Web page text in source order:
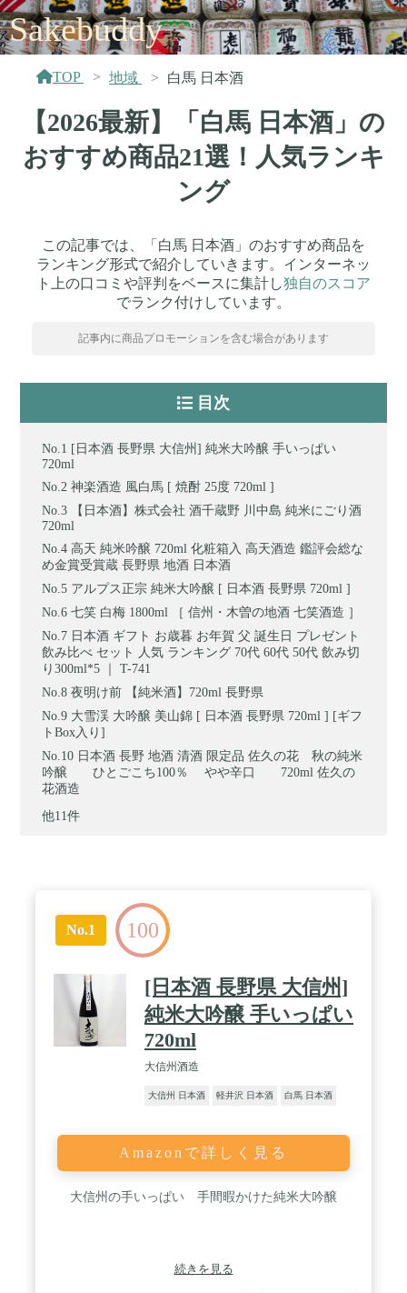
Sakebuddy
TOP 地域 白馬 日本酒
【2026最新】「白馬 日本酒」の
おすすめ商品21選！人気ランキ
ング
この記事では、「白馬 日本酒」のおすすめ商品を
ランキング形式で紹介していきます。インターネッ
ト上の口コミや評判をベースに集計し独自のスコア
でランク付けしています。
記事内に商品プロモーションを含む場合があります
目次
[日本酒 長野県 大信州] 純米大吟醸 手いっぱい
720ml
神楽酒造 風白馬 [ 焼酎 25度 720ml ]
【日本酒】株式会社 酒千蔵野 川中島 純米にごり酒
720ml
高天 純米吟醸 720ml 化粧箱入 高天酒造 鑑評会総な
め金賞受賞蔵 長野県 地酒 日本酒
アルプス正宗 純米大吟醸 [ 日本酒 長野県 720ml ]
七笑 白梅 1800ml ［ 信州・木曽の地酒 七笑酒造 ］
日本酒 ギフト お歳暮 お年賀 父 誕生日 プレゼント
飲み比べ セット 人気 ランキング 70代 60代 50代 飲み切
り300ml*5 ｜ T-741
夜明け前 【純米酒】720ml 長野県
大雪渓 大吟醸 美山錦 [ 日本酒 長野県 720ml ] [ギフ
トBox入り]
日本酒 長野 地酒 清酒 限定品 佐久の花 秋の純米
吟醸 ひとごこち100％ やや辛口 720ml 佐久の
花酒造
他11件
No.1 100
[日本酒 長野県 大信州]
純米大吟醸 手いっぱい
720ml
大信州酒造
大信州 日本酒 軽井沢 日本酒 白馬 日本酒
Amazonで詳しく見る
大信州の手いっぱい 手間暇かけた純米大吟醸
続きを見る